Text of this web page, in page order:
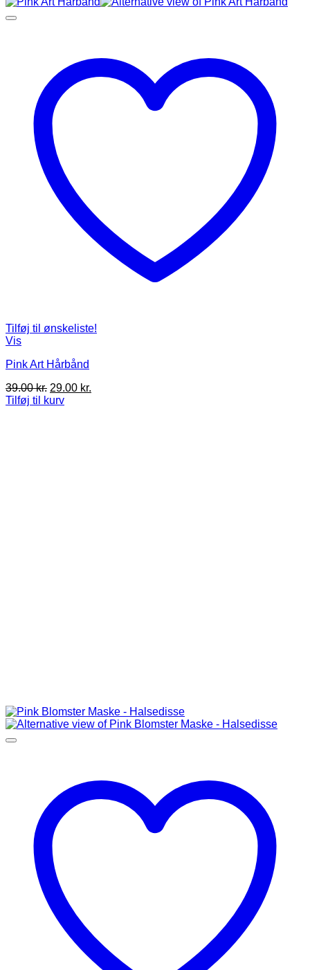
Tilføj til ønskeliste!
Vis
Pink Art Hårbånd
39.00kr. Den
oprindelige
29.00 kr.
Tilføj til kurv